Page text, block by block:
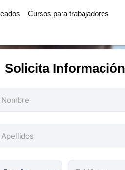
Cursos para trabajadores
Solicita Información